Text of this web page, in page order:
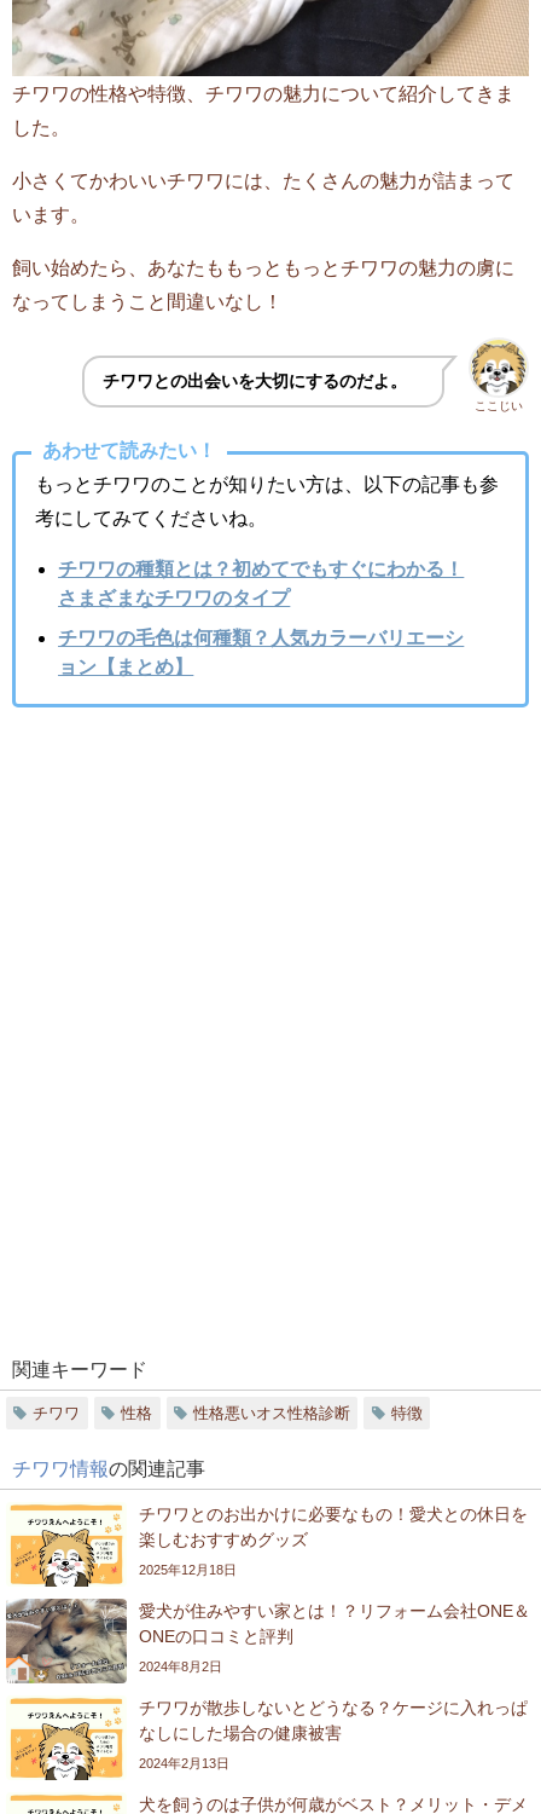
チワワの性格や特徴、チワワの魅力について紹介してきま
した。
小さくてかわいいチワワには、たくさんの魅力が詰まって
います。
飼い始めたら、あなたももっともっとチワワの魅力の虜に
なってしまうこと間違いなし！
ここじい
チワワとの出会いを大切にするのだよ。
あわせて読みたい！
もっとチワワのことが知りたい方は、以下の記事も参
考にしてみてくださいね。
チワワの種類とは？初めてでもすぐにわかる！
さまざまなチワワのタイプ
チワワの毛色は何種類？人気カラーバリエーシ
ョン【まとめ】
関連キーワード
チワワ 性格 性格悪いオス性格診断 特徴
チワワ情報の関連記事
チワワとのお出かけに必要なもの！愛犬との休日を
楽しむおすすめグッズ
2025年12月18日
愛犬が住みやすい家とは！？リフォーム会社ONE＆
ONEの口コミと評判
2024年8月2日
チワワが散歩しないとどうなる？ケージに入れっぱ
なしにした場合の健康被害
2024年2月13日
犬を飼うのは子供が何歳がベスト？メリット・デメ